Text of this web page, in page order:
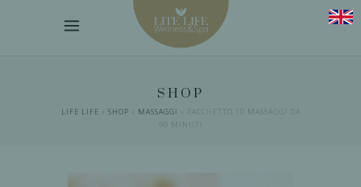
SHOP
LIFE LIFE SHOP MASSAGGI
PACCHETTO 10 MASSAGGI DA
90 MINUTI